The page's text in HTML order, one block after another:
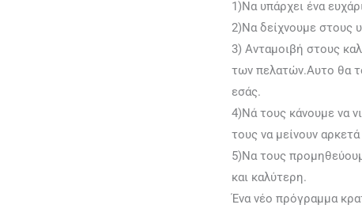
1)Να υπάρχει ένα
2)Να δείχνουμε στους
3) Ανταμοιβή στους
των πελατών.Αυτο θα
εσάς.
4)Νά τους κάνουμε να
τους να μείνουν
5)Να τους
και καλύτερη.
Ένα νέο πρόγραμμα